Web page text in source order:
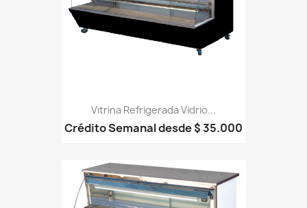
Vitrina Refrigerada Vidrio...
Crédito Semanal desde $ 35.000